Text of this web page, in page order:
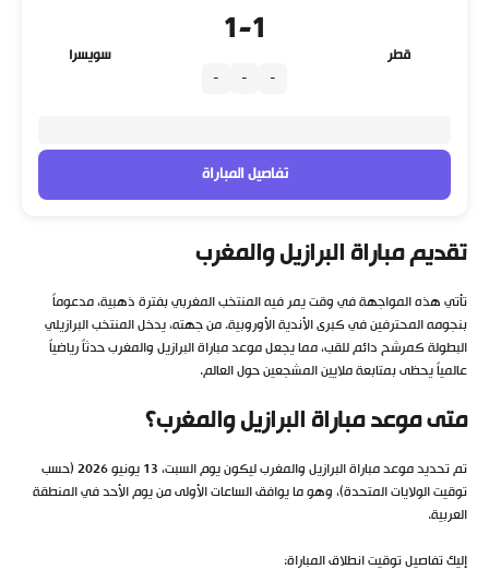
قطر
1
-
1
-
-
-
سويسرا
تفاصيل المباراة
تقديم مباراة البرازيل والمغرب
تأتي هذه المواجهة في وقت يمر فيه المنتخب المغربي بفترة ذهبية، مدعوماً
بنجومه المحترفين في كبرى الأندية الأوروبية. من جهته، يدخل المنتخب البرازيلي
البطولة كمرشح دائم للقب، مما يجعل موعد مباراة البرازيل والمغرب حدثاً رياضياً
عالمياً يحظى بمتابعة ملايين المشجعين حول العالم.
متى موعد مباراة البرازيل والمغرب؟
تم تحديد موعد مباراة البرازيل والمغرب ليكون يوم السبت، 13 يونيو 2026 (حسب
توقيت الولايات المتحدة)، وهو ما يوافق الساعات الأولى من يوم الأحد في المنطقة
العربية.
إليك تفاصيل توقيت انطلاق المباراة: